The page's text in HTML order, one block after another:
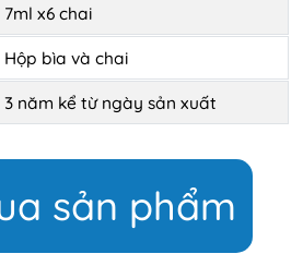
7ml x6 chai
Hộp bìa và chai
3 năm kể từ ngày sản xuất
sản phẩm